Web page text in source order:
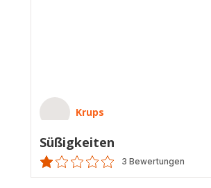
Krups
Süßigkeiten
Bewertung
3 Bewertungen